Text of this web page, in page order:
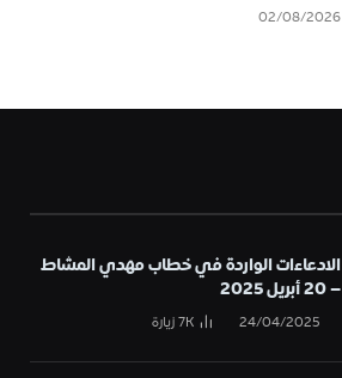
02/08/2026
الادعاءات الواردة في خطاب مهدي المشاط
– 20 أبريل 2025
24/04/2025
7Kزيارة